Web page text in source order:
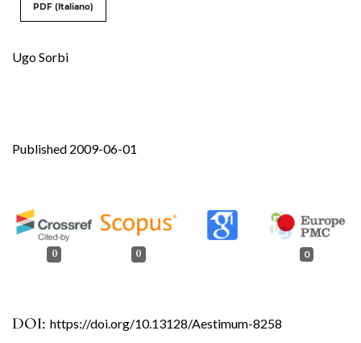
PDF (Italiano)
Ugo Sorbi
DOI: https://doi.org/10.13128/Aestimum-8258
Published 2009-06-01
0 0 0